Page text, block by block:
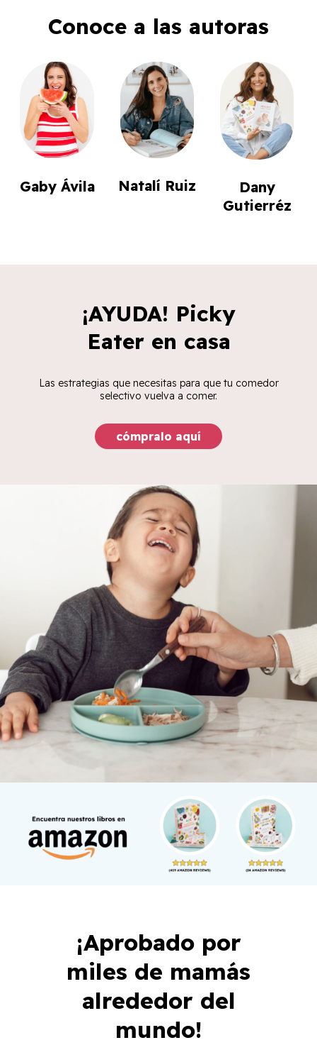
Conoce a las autoras
Gaby Ávila Natalí Ruiz
Dany
Gutierréz
¡AYUDA! Picky
Eater en casa
Las estrategias que necesitas para que tu comedor
selectivo vuelva a comer.
cómpralo aquí
¡Aprobado por
miles de mamás
alrededor del
mundo!